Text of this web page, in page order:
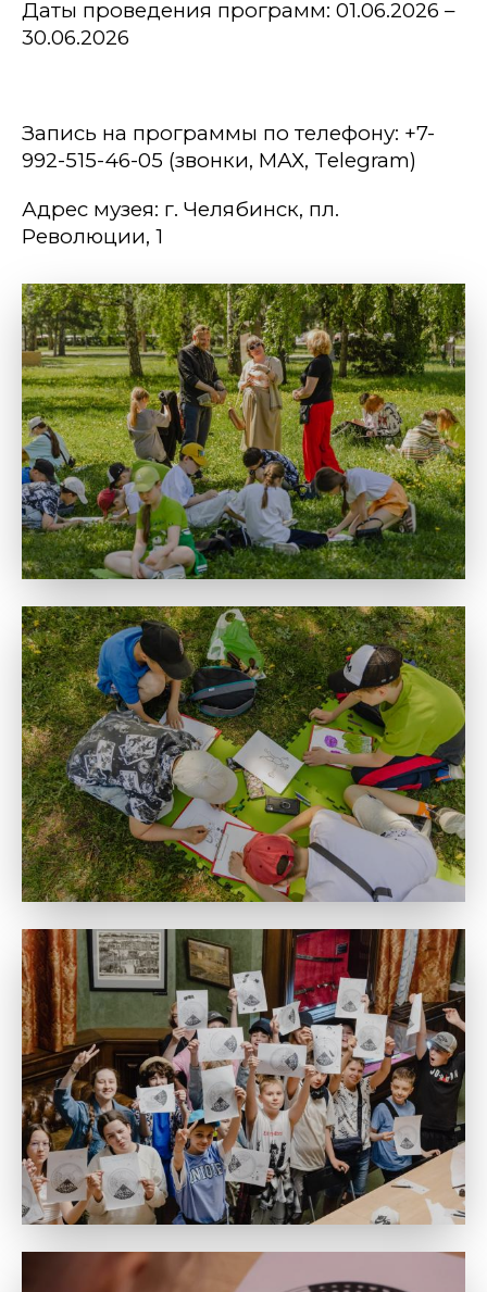
Даты проведения программ: 01.06.2026 –
30.06.2026
Запись на программы по телефону: +7-
992-515-46-05 (звонки, МАХ, Telegram)
Адрес музея: г. Челябинск, пл.
Революции, 1